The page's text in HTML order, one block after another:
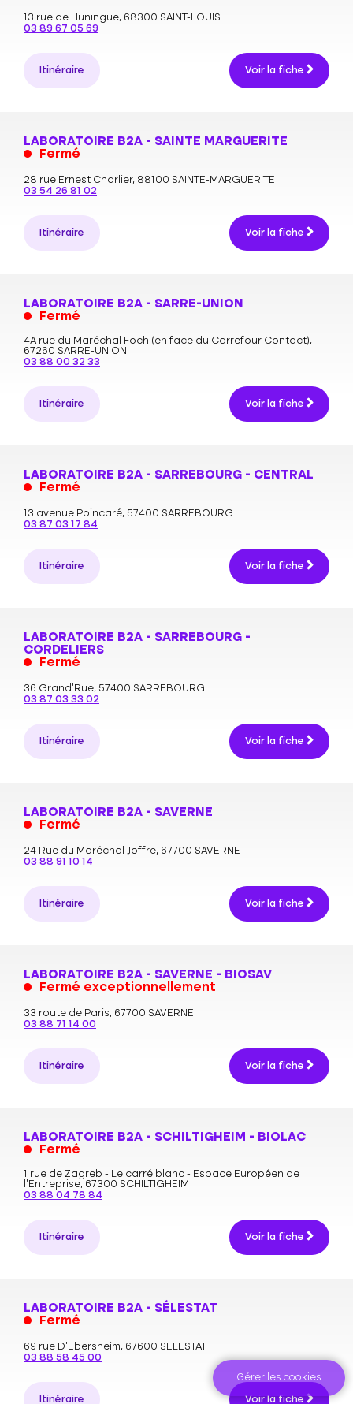
13 rue de Huningue, 68300 SAINT-LOUIS
03 89 67 05 69
Itinéraire Voir la fiche
LABORATOIRE B2A - SAINTE MARGUERITE
Fermé
28 rue Ernest Charlier, 88100 SAINTE-MARGUERITE
03 54 26 81 02
Itinéraire Voir la fiche
LABORATOIRE B2A - SARRE-UNION
Fermé
4A rue du Maréchal Foch (en face du Carrefour Contact),
67260 SARRE-UNION
03 88 00 32 33
Itinéraire Voir la fiche
LABORATOIRE B2A - SARREBOURG - CENTRAL
Fermé
13 avenue Poincaré, 57400 SARREBOURG
03 87 03 17 84
Itinéraire Voir la fiche
LABORATOIRE B2A - SARREBOURG -
CORDELIERS
Fermé
36 Grand’Rue, 57400 SARREBOURG
03 87 03 33 02
Itinéraire Voir la fiche
LABORATOIRE B2A - SAVERNE
Fermé
24 Rue du Maréchal Joffre, 67700 SAVERNE
03 88 91 10 14
Itinéraire Voir la fiche
LABORATOIRE B2A - SAVERNE - BIOSAV
Fermé exceptionnellement
33 route de Paris, 67700 SAVERNE
03 88 71 14 00
Itinéraire Voir la fiche
LABORATOIRE B2A - SCHILTIGHEIM - BIOLAC
Fermé
1 rue de Zagreb - Le carré blanc - Espace Européen de
l'Entreprise, 67300 SCHILTIGHEIM
03 88 04 78 84
Itinéraire Voir la fiche
LABORATOIRE B2A - SÉLESTAT
Fermé
69 rue D’Ebersheim, 67600 SELESTAT
03 88 58 45 00
Itinéraire Voir la fiche
Gérer les cookies